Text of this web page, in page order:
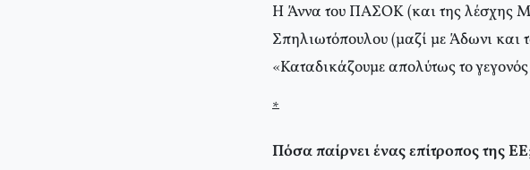
Η Άννα του ΠΑΣΟΚ (και της λέσχης
Σπηλιωτόπουλου (μαζί με Άδωνι και
«Καταδικάζουμε απολύτως το
*
Πόσα παίρνει ένας επίτροπος της